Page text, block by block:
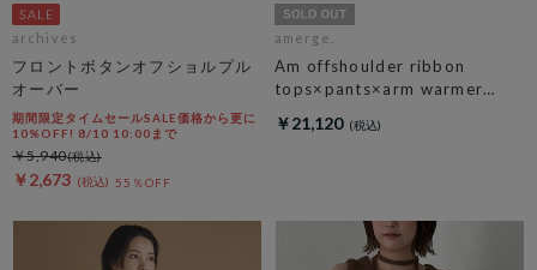
archives
フロントボタンオフショルプル
オーバー
期間限定タイムセールSALE価格から更に
10%OFF! 8/10 10:00まで
￥2,673 55％OFF
￥5,940
amerge.
Am offshoulder ribbon
tops×pants×arm warmer
￥21,120